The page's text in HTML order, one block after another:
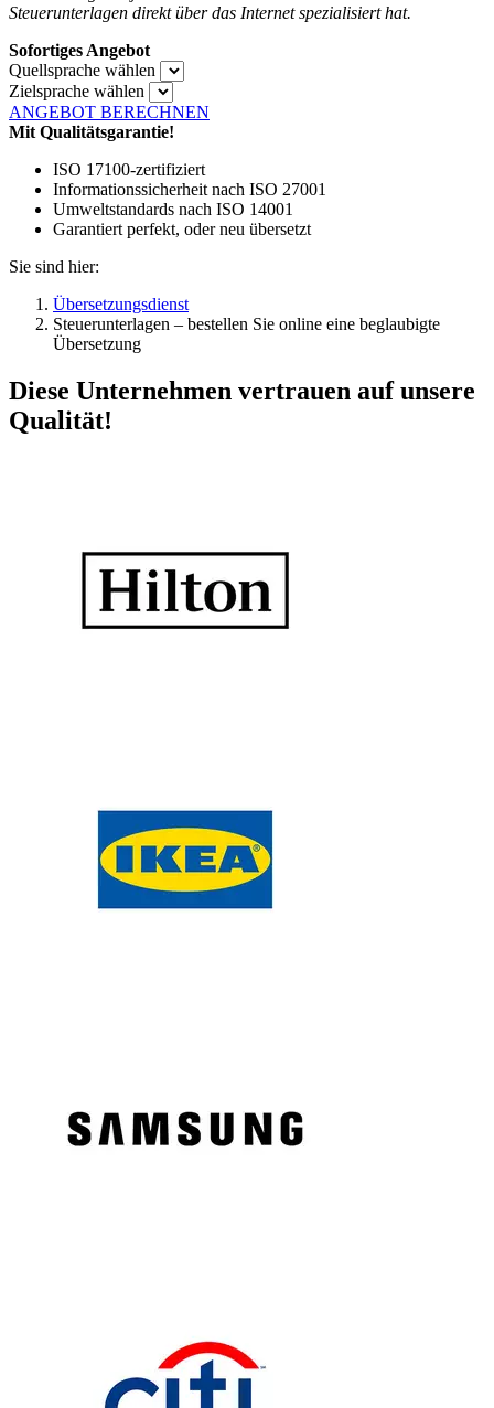
Steuerunterlagen direkt über das Internet spezialisiert hat.
Sofortiges Angebot
Quellsprache wählen
Zielsprache wählen
ANGEBOT BERECHNEN
Mit Qualitätsgarantie!
ISO 17100-zertifiziert
Informationssicherheit nach ISO 27001
Umweltstandards nach ISO 14001
Garantiert perfekt, oder neu übersetzt
Sie sind hier:
Übersetzungsdienst
Steuerunterlagen – bestellen Sie online eine beglaubigte
Übersetzung
Diese Unternehmen vertrauen auf unsere
Qualität!